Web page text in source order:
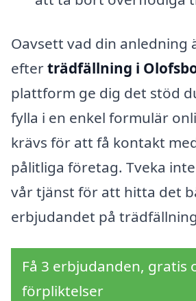
Oavsett vad din anledning
efterträdfällning i
plattform ge dig det stöd
fylla i en enkel formulär
krävs för att få kontakt
pålitliga företag. Tveka
vår tjänst för att hitta det
erbjudandet på
Få 3 erbjudanden, gratis
förpliktelser